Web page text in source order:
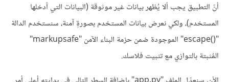
أنّ التطبيق يجب ألا يُظهر بيانات غير موثوقة (البيانات التي أدخلها
المستخدم)، ولكي نعرض بيانات المستخدم بصورةٍ آمنة، سنستخدم الدالة
"()escape" الموجودة ضمن حزمة البناء الآمن "markupsafe"
المُثبتة بالتوازي مع تثبيت فلاسك.